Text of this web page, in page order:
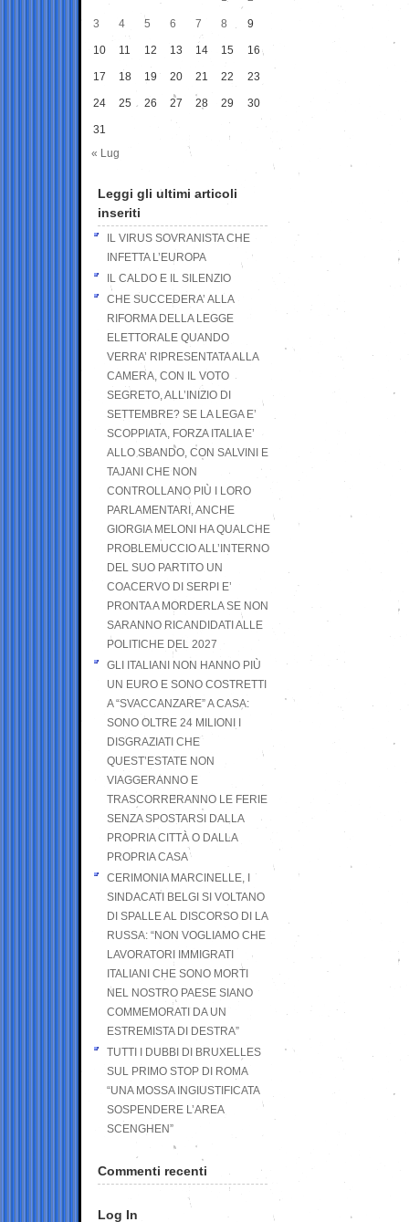
3 4 5 6 7 8 9
10 11 12 13 14 15 16
17 18 19 20 21 22 23
24 25 26 27 28 29 30
31
« Lug
Leggi gli ultimi articoli
inseriti
IL VIRUS SOVRANISTA CHE
INFETTA L’EUROPA
IL CALDO E IL SILENZIO
CHE SUCCEDERA’ ALLA
RIFORMA DELLA LEGGE
ELETTORALE QUANDO
VERRA’ RIPRESENTATA ALLA
CAMERA, CON IL VOTO
SEGRETO, ALL’INIZIO DI
SETTEMBRE? SE LA LEGA E’
SCOPPIATA, FORZA ITALIA E’
ALLO SBANDO, CON SALVINI E
TAJANI CHE NON
CONTROLLANO PIÙ I LORO
PARLAMENTARI, ANCHE
GIORGIA MELONI HA QUALCHE
PROBLEMUCCIO ALL’INTERNO
DEL SUO PARTITO UN
COACERVO DI SERPI E’
PRONTA A MORDERLA SE NON
SARANNO RICANDIDATI ALLE
POLITICHE DEL 2027
GLI ITALIANI NON HANNO PIÙ
UN EURO E SONO COSTRETTI
A “SVACCANZARE” A CASA:
SONO OLTRE 24 MILIONI I
DISGRAZIATI CHE
QUEST’ESTATE NON
VIAGGERANNO E
TRASCORRERANNO LE FERIE
SENZA SPOSTARSI DALLA
PROPRIA CITTÀ O DALLA
PROPRIA CASA
CERIMONIA MARCINELLE, I
SINDACATI BELGI SI VOLTANO
DI SPALLE AL DISCORSO DI LA
RUSSA: “NON VOGLIAMO CHE
LAVORATORI IMMIGRATI
ITALIANI CHE SONO MORTI
NEL NOSTRO PAESE SIANO
COMMEMORATI DA UN
ESTREMISTA DI DESTRA”
TUTTI I DUBBI DI BRUXELLES
SUL PRIMO STOP DI ROMA
“UNA MOSSA INGIUSTIFICATA
SOSPENDERE L’AREA
SCENGHEN”
Commenti recenti
Log In